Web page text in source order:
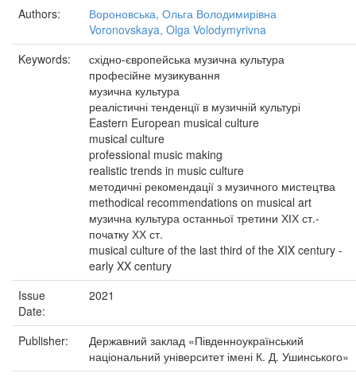
Authors:
Вороновська, Ольга Володимирівна
Voronovskaya, Olga Volodymyrivna
Keywords:
східно-європейська музична культура
професійне музикування
музична культура
реалістичні тенденції в музичній культурі
Eastern European musical culture
musical culture
professional music making
realistic trends in music culture
методичні рекомендації з музичного мистецтва
methodical recommendations on musical art
музична культура останньої третини ХІХ ст.-
початку ХХ ст.
musical culture of the last third of the XIX century -
early XX century
Issue
Date:
2021
Publisher:
Державний заклад «Південноукраїнський
національний університет імені К. Д. Ушинського»